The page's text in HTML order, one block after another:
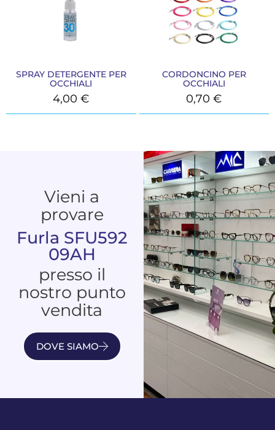
SPRAY DETERGENTE PER
OCCHIALI
4,00€
CORDONCINO PER
OCCHIALI
0,70€
Vieni a
provare
Furla SFU592
09AH
presso il
nostro punto
vendita
DOVE SIAMO